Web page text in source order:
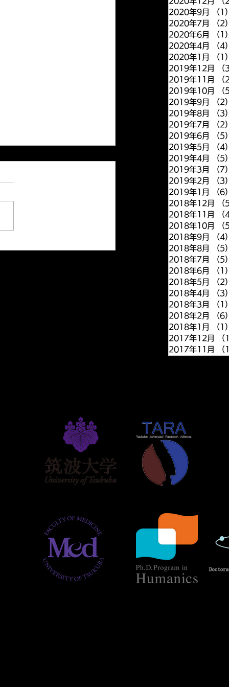
on the Clinical
2020年9月
（1
2020年7月
（2
2020年6月
（1
2020年4月
（4
2020年1月
（1
2019年12月
（
2019年11月
（
2019年10月
（
2019年9月
（2
2019年8月
（3
2019年7月
（2
2019年6月
（5
2019年5月
（4
2019年4月
（5
2019年3月
（7
2019年2月
（3
2019年1月
（6
2018年12月
（
2018年11月
（
2018年10月
（
2018年9月
（4
2018年8月
（5
2018年7月
（5
2018年6月
（1
2018年5月
（2
2018年4月
（3
2018年3月
（1
2018年2月
（6
2018年1月
（1
2017年12月
（
2017年11月
（